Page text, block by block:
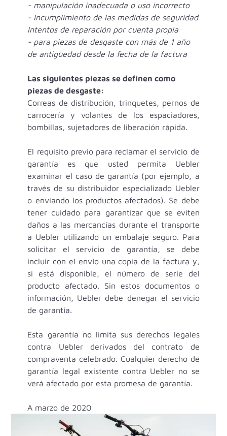
- manipulación inadecuada o uso incorrecto
- Incumplimiento de las medidas de seguridad
Intentos de reparación por cuenta propia
- para piezas de desgaste con más de 1 año
de antigüedad desde la fecha de la factura
Las siguientes piezas se definen como
piezas de desgaste:
Correas de distribución, trinquetes, pernos de
carrocería y volantes de los espaciadores,
bombillas, sujetadores de liberación rápida.
El requisito previo para reclamar el servicio de
garantía es que usted permita Uebler
examinar el caso de garantía (por ejemplo, a
través de su distribuidor especializado Uebler
o enviando los productos afectados). Se debe
tener cuidado para garantizar que se eviten
daños a las mercancías durante el transporte
a Uebler utilizando un embalaje seguro. Para
solicitar el servicio de garantía, se debe
incluir con el envío una copia de la factura y,
si está disponible, el número de serie del
producto afectado. Sin estos documentos o
información, Uebler debe denegar el servicio
de garantía.
Esta garantía no limita sus derechos legales
contra Uebler derivados del contrato de
compraventa celebrado. Cualquier derecho de
garantía legal existente contra Uebler no se
verá afectado por esta promesa de garantía.
A marzo de 2020